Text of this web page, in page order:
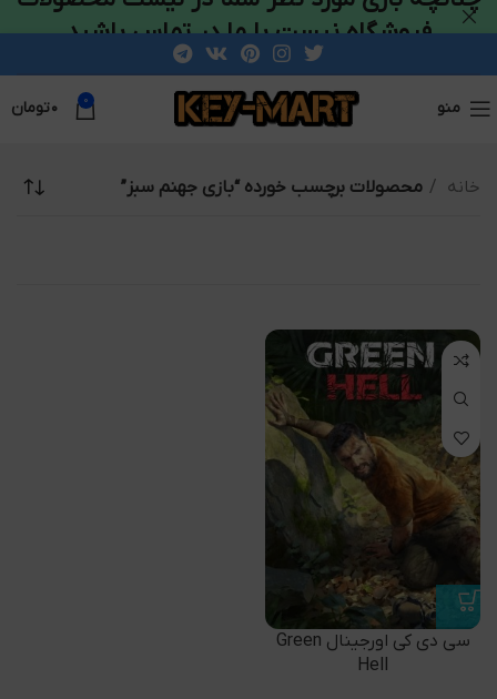
منو 0 ۰تومان
خانه محصولات برچسب خورده “بازی جهنم سبز”
سی دی کی اورجینال Green
Hell
فروشگاه نیست با ما در تماس باشید